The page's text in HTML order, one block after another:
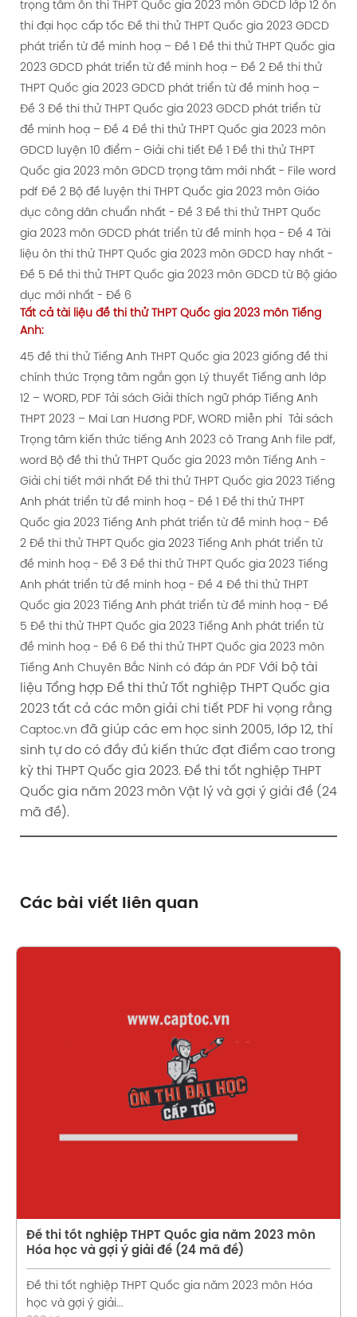
trọng tâm ôn thi THPT Quốc gia 2023 môn GDCD lớp 12 ôn
thi đại học cấp tốc Đề thi thử THPT Quốc gia 2023 GDCD
phát triển từ đề minh hoạ – Đề 1 Đề thi thử THPT Quốc gia
2023 GDCD phát triển từ đề minh hoạ – Đề 2 Đề thi thử
THPT Quốc gia 2023 GDCD phát triển từ đề minh hoạ –
Đề 3 Đề thi thử THPT Quốc gia 2023 GDCD phát triển từ
đề minh hoạ – Đề 4 Đề thi thử THPT Quốc gia 2023 môn
GDCD luyện 10 điểm - Giải chi tiết Đề 1 Đề thi thử THPT
Quốc gia 2023 môn GDCD trọng tâm mới nhất - File word
pdf Đề 2 Bộ đề luyện thi THPT Quốc gia 2023 môn Giáo
dục công dân chuẩn nhất - Đề 3 Đề thi thử THPT Quốc
gia 2023 môn GDCD phát triển từ đề minh họa - Đề 4 Tài
liệu ôn thi thử THPT Quốc gia 2023 môn GDCD hay nhất -
Đề 5 Đề thi thử THPT Quốc gia 2023 môn GDCD từ Bộ giáo
dục mới nhất - Đề 6
Tất cả tài liệu đề thi thử THPT Quốc gia 2023 môn Tiếng
Anh:
45 đề thi thử Tiếng Anh THPT Quốc gia 2023 giống đề thi
chính thức Trọng tâm ngắn gọn Lý thuyết Tiếng anh lớp
12 – WORD, PDF Tải sách Giải thích ngữ pháp Tiếng Anh
THPT 2023 – Mai Lan Hương PDF, WORD miễn phí
Tải sách
Trọng tâm kiến thức tiếng Anh 2023 cô Trang Anh file pdf,
word Bộ đề thi thử THPT Quốc gia 2023 môn Tiếng Anh -
Giải chi tiết mới nhất Đề thi thử THPT Quốc gia 2023 Tiếng
Anh phát triển từ đề minh hoạ - Đề 1 Đề thi thử THPT
Quốc gia 2023 Tiếng Anh phát triển từ đề minh hoạ - Đề
2 Đề thi thử THPT Quốc gia 2023 Tiếng Anh phát triển từ
đề minh hoạ - Đề 3 Đề thi thử THPT Quốc gia 2023 Tiếng
Anh phát triển từ đề minh hoạ - Đề 4 Đề thi thử THPT
Quốc gia 2023 Tiếng Anh phát triển từ đề minh hoạ - Đề
5 Đề thi thử THPT Quốc gia 2023 Tiếng Anh phát triển từ
đề minh hoạ - Đề 6 Đề thi thử THPT Quốc gia 2023 môn
Tiếng Anh Chuyên Bắc Ninh có đáp án PDF Với bộ tài
liệu Tổng hợp Đề thi thử Tốt nghiệp THPT Quốc gia
2023 tất cả các môn giải chi tiết PDF hi vọng rằng
Captoc.vn đã giúp các em học sinh 2005, lớp 12, thí
sinh tự do có đầy đủ kiến thức đạt điểm cao trong
kỳ thi THPT Quốc gia 2023. Đề thi tốt nghiệp THPT
Quốc gia năm 2023 môn Vật lý và gợi ý giải đề (24
mã đề).
Các bài viết liên quan
Xem chi tiết
Đề thi tốt nghiệp THPT Quốc gia năm 2023 môn
Hóa học và gợi ý giải đề (24 mã đề)
Đề thi tốt nghiệp THPT Quốc gia năm 2023 môn Hóa
học và gợi ý giải...